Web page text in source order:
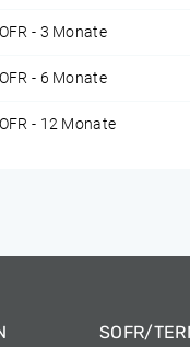
- 3 Monate
- 6 Monate
- 12 Monate
SOFR/